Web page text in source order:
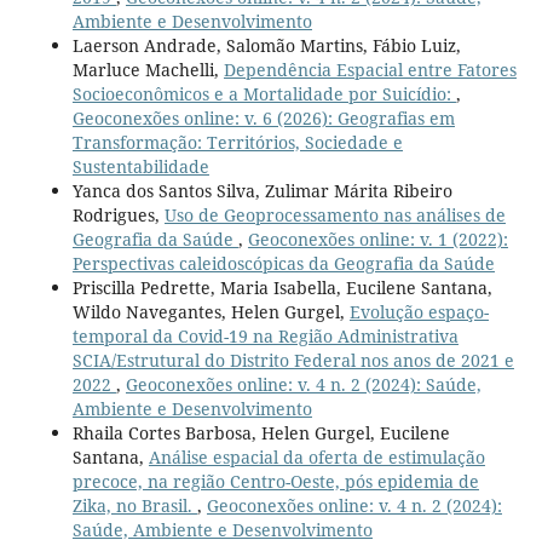
Ambiente e Desenvolvimento
Laerson Andrade, Salomão Martins, Fábio Luiz,
Marluce Machelli, Dependência Espacial entre Fatores
Socioeconômicos e a Mortalidade por Suicídio: ,
Geoconexões online: v. 6 (2026): Geografias em
Transformação: Territórios, Sociedade e
Sustentabilidade
Yanca dos Santos Silva, Zulimar Márita Ribeiro
Rodrigues, Uso de Geoprocessamento nas análises de
Geografia da Saúde , Geoconexões online: v. 1 (2022):
Perspectivas caleidoscópicas da Geografia da Saúde
Priscilla Pedrette, Maria Isabella, Eucilene Santana,
Wildo Navegantes, Helen Gurgel, Evolução espaço-
temporal da Covid-19 na Região Administrativa
SCIA/Estrutural do Distrito Federal nos anos de 2021 e
2022 , Geoconexões online: v. 4 n. 2 (2024): Saúde,
Ambiente e Desenvolvimento
Rhaila Cortes Barbosa, Helen Gurgel, Eucilene
Santana, Análise espacial da oferta de estimulação
precoce, na região Centro-Oeste, pós epidemia de
Zika, no Brasil. , Geoconexões online: v. 4 n. 2 (2024):
Saúde, Ambiente e Desenvolvimento